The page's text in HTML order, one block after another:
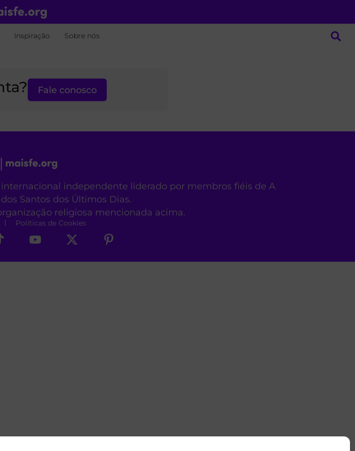
Inspiração Sobre nós
Fale conosco
independente liderado por membros fiéis de A
Santos dos Últimos Dias.
religiosa mencionada acima.
Políticas de Cookies